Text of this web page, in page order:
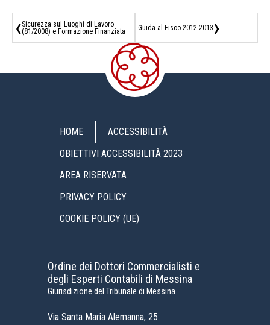
‹Sicurezza sui Luoghi di Lavoro
(81/2008) e Formazione Finanziata
Guida al Fisco 2012-2013 ›
HOME
ACCESSIBILITÀ
OBIETTIVI ACCESSIBILITÀ 2023
AREA RISERVATA
PRIVACY POLICY
COOKIE POLICY (UE)
Ordine dei Dottori Commercialisti e
degli Esperti Contabili di Messina
Giurisdizione del Tribunale di Messina
Via Santa Maria Alemanna, 25